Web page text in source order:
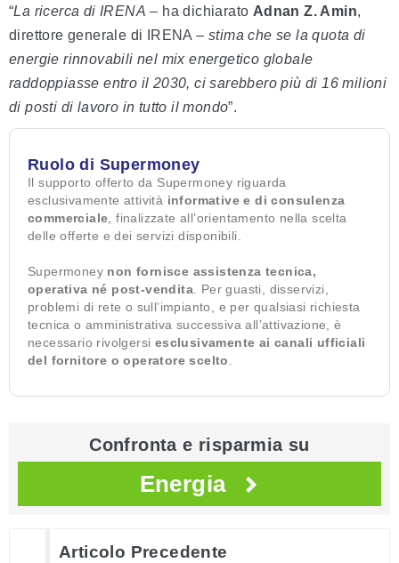
“La ricerca di IRENA – ha dichiarato Adnan Z. Amin,
direttore generale di IRENA – stima che se la quota di
energie rinnovabili nel mix energetico globale
raddoppiasse entro il 2030, ci sarebbero più di 16 milioni
di posti di lavoro in tutto il mondo”.
Ruolo di Supermoney
Il supporto offerto da Supermoney riguarda
esclusivamente attività informative e di consulenza
commerciale, finalizzate all’orientamento nella scelta
delle offerte e dei servizi disponibili.
Supermoney non fornisce assistenza tecnica,
operativa né post-vendita. Per guasti, disservizi,
problemi di rete o sull’impianto, e per qualsiasi richiesta
tecnica o amministrativa successiva all’attivazione, è
necessario rivolgersi esclusivamente ai canali ufficiali
del fornitore o operatore scelto.
Confronta e risparmia su
Energia
Articolo Precedente